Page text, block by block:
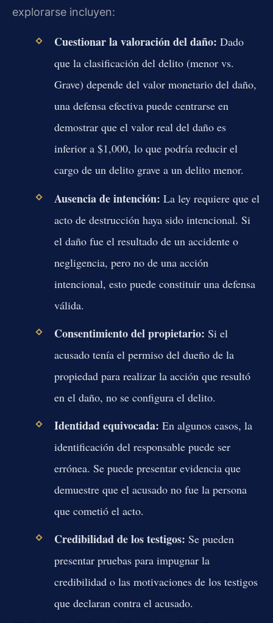
explorarse incluyen:
Cuestionar la valoración del daño: Dado
que la clasificación del delito (menor vs.
Grave) depende del valor monetario del daño,
una defensa efectiva puede centrarse en
demostrar que el valor real del daño es
inferior a $1,000, lo que podría reducir el
cargo de un delito grave a un delito menor.
Ausencia de intención: La ley requiere que el
acto de destrucción haya sido intencional. Si
el daño fue el resultado de un accidente o
negligencia, pero no de una acción
intencional, esto puede constituir una defensa
válida.
Consentimiento del propietario: Si el
acusado tenía el permiso del dueño de la
propiedad para realizar la acción que resultó
en el daño, no se configura el delito.
Identidad equivocada: En algunos casos, la
identificación del responsable puede ser
errónea. Se puede presentar evidencia que
demuestre que el acusado no fue la persona
que cometió el acto.
Credibilidad de los testigos: Se pueden
presentar pruebas para impugnar la
credibilidad o las motivaciones de los testigos
que declaran contra el acusado.